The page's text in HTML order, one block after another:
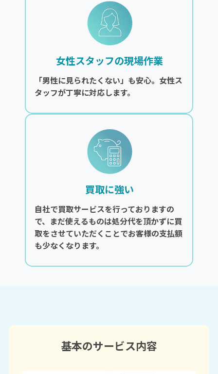
女性スタッフの現場作業
「男性に見られたくない」も安心。女性ス
タッフが丁寧に対応します。
買取に強い
自社で買取サービスを行っておりますの
で、まだ使えるものは処分代を頂かずに買
取をさせていただくことでお客様の支払額
も少なくなります。
基本のサービス内容